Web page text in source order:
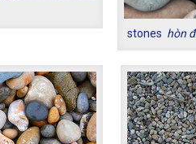
stones hòn